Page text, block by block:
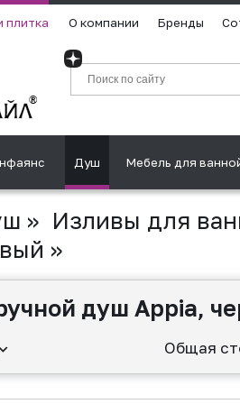
плитка О компании Бренды
Душ Мебель для
» Изливы для
»
душ Appia,
Общая